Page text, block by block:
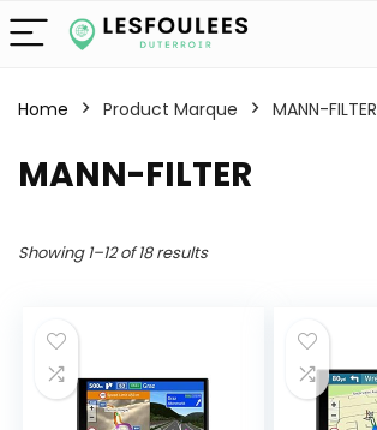
Home Product Marque ‎MANN-FILTER
‎MANN-FILTER
Showing 1–12 of 18 results